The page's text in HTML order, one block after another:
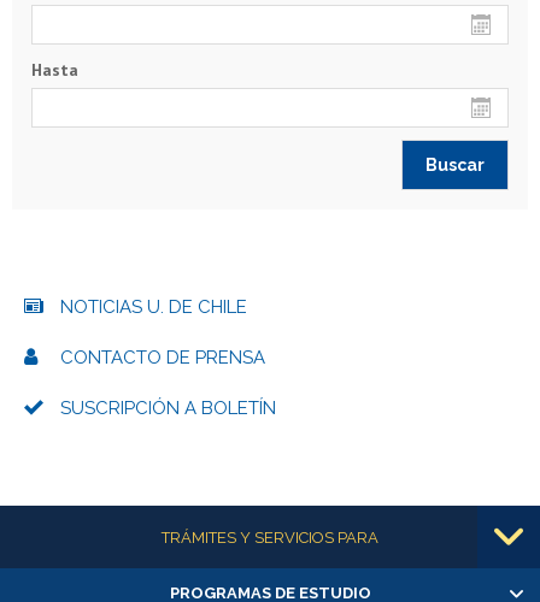
Hasta
NOTICIAS U. DE CHILE
CONTACTO DE PRENSA
SUSCRIPCIÓN A BOLETÍN
Más informaciónTRÁMITES Y SERVICIOS PARA
PROGRAMAS DE ESTUDIO